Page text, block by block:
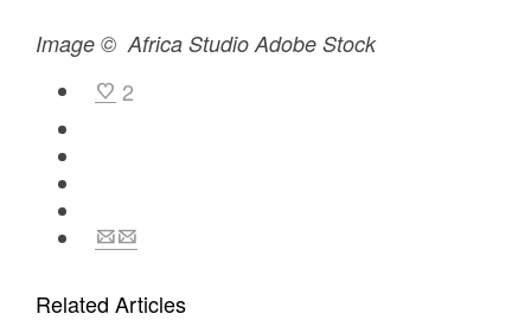
Image © Africa Studio Adobe Stock
2
Related Articles